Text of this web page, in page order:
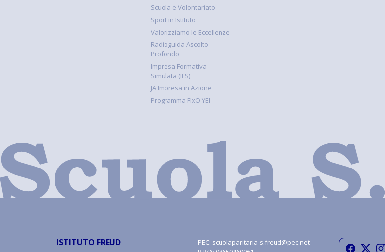
Scuola e Volontariato
Sport in Istituto
Valorizziamo le Eccellenze
Radioguida Ascolto
Profondo
Impresa Formativa
Simulata (IFS)
JA Impresa in Azione
Programma FIxO YEI
ISTITUTO FREUD PEC: scuolaparitaria-s.freud@pec.net